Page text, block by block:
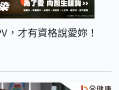
，才有資格說愛妳！